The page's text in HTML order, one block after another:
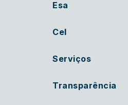
Esa
Cel
Serviços
Transparência